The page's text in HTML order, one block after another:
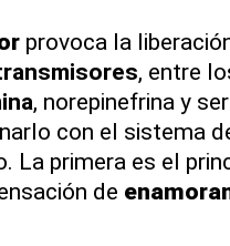
provoca la
, entre
, norepinefrina y
con el sistema
La primera es el
de